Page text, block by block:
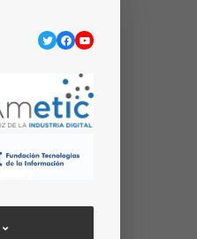
Twitter
Facebook
YouTube